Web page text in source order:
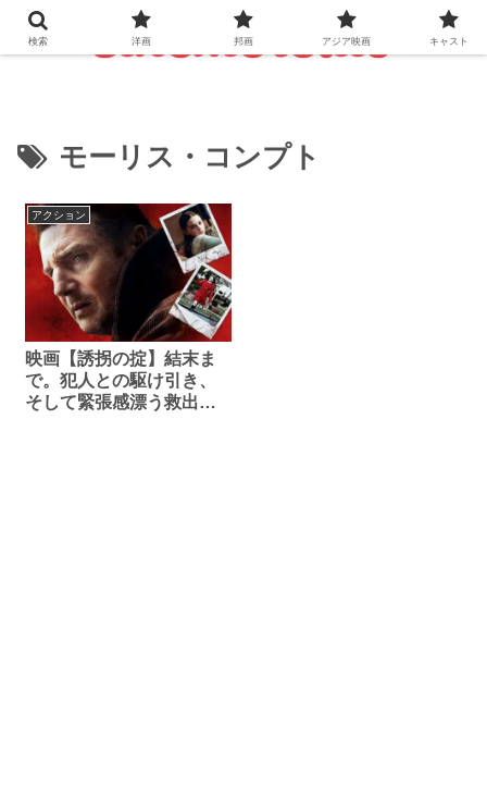
モーリス・コンプト
アクション
映画【誘拐の掟】結末ま
で。犯人との駆け引き、
そして緊張感漂う救出劇
検索 洋画 邦画 アジア映画 キャスト